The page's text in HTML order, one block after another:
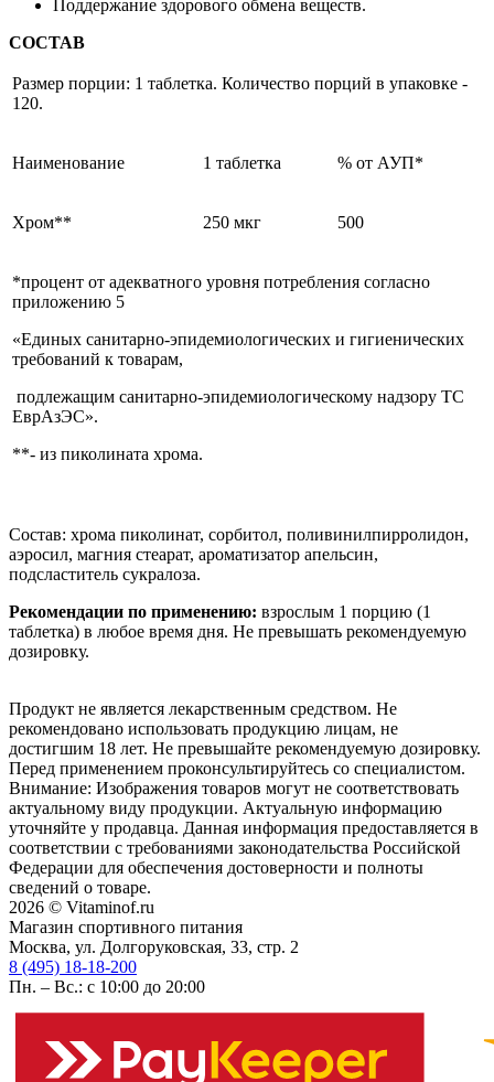
Поддержание здорового обмена веществ.
СОСТАВ
Размер порции: 1 таблетка. Количество порций в упаковке -
120.
Наименование 1 таблетка % от АУП*
Хром** 250 мкг 500
*процент от адекватного уровня потребления согласно
приложению 5
«Единых санитарно-эпидемиологических и гигиенических
требований к товарам,
подлежащим санитарно-эпидемиологическому надзору ТС
ЕврАзЭС».
**- из пиколината хрома.
Состав: хрома пиколинат, сорбитол, поливинилпирролидон,
аэросил, магния стеарат, ароматизатор апельсин,
подсластитель сукралоза.
Рекомендации по применению: взрослым 1 порцию (1
таблетка) в любое время дня. Не превышать рекомендуемую
дозировку.
Продукт не является лекарственным средством. Не
рекомендовано использовать продукцию лицам, не
достигшим 18 лет. Не превышайте рекомендуемую дозировку.
Перед применением проконсультируйтесь со специалистом.
Внимание: Изображения товаров могут не соответствовать
актуальному виду продукции. Актуальную информацию
уточняйте у продавца. Данная информация предоставляется в
соответствии с требованиями законодательства Российской
Федерации для обеспечения достоверности и полноты
сведений о товаре.
2026 © Vitaminof.ru
Магазин спортивного питания
Москва, ул. Долгоруковская, 33, стр. 2
8 (495) 18-18-200
Пн. – Вс.: с 10:00 до 20:00